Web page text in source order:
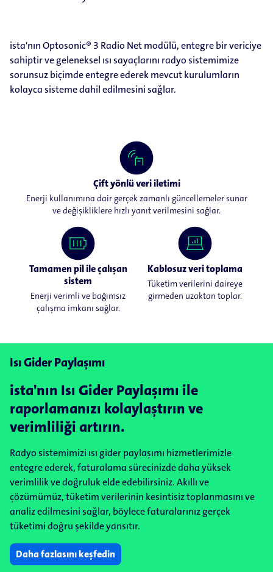
ista'nın Optosonic® 3 Radio Net modülü, entegre bir vericiye
sahiptir ve geleneksel ısı sayaçlarını radyo sistemimize
sorunsuz biçimde entegre ederek mevcut kurulumların
kolayca sisteme dahil edilmesini sağlar.
Çift yönlü veri iletimi
Enerji kullanımına dair gerçek zamanlı güncellemeler sunar
ve değişikliklere hızlı yanıt verilmesini sağlar.
Tamamen pil ile çalışan
sistem
Enerji verimli ve bağımsız
çalışma imkanı sağlar.
Kablosuz veri toplama
Tüketim verilerini daireye
girmeden uzaktan toplar.
Isı Gider Paylaşımı
ista'nın Isı Gider Paylaşımı ile
raporlamanızı kolaylaştırın ve
verimliliği artırın.
Radyo sistemimizi ısı gider paylaşımı hizmetlerimizle
entegre ederek, faturalama sürecinizde daha yüksek
verimlilik ve doğruluk elde edebilirsiniz. Akıllı ve
çözümümüz, tüketim verilerinin kesintisiz toplanmasını ve
analiz edilmesini sağlar, böylece faturalarınız gerçek
tüketimi doğru şekilde yansıtır.
Daha fazlasını keşfedin